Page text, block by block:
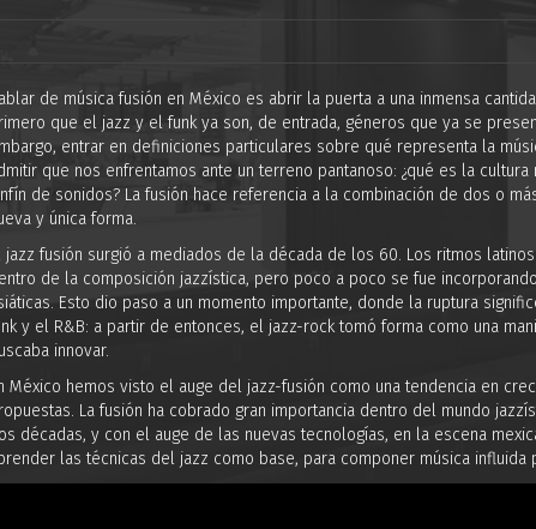
de música fusión en México es abrir la puerta a una inmensa
que el jazz y el funk ya son, de entrada, géneros que ya se
entrar en definiciones particulares sobre qué representa la
que nos enfrentamos ante un terreno pantanoso: ¿qué es la
de sonidos? La fusión hace referencia a la combinación de dos o
y única forma.
jazz fusión surgió a mediados de la década de los 60. Los ritmos
de la composición jazzística, pero poco a poco se fue
Esto dio paso a un momento importante, donde la ruptura
y el R&B: a partir de entonces, el jazz-rock tomó forma como una
innovar.
México hemos visto el auge del jazz-fusión como una tendencia en
La fusión ha cobrado gran importancia dentro del mundo
décadas, y con el auge de las nuevas tecnologías, en la escena
las técnicas del jazz como base, para componer música influida